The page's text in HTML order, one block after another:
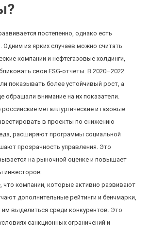
постепенно, однако есть
из ярких случаев можно считать
компании и нефтегазовые холдинги,
свои ESG-отчеты. В 2020–2022
показывать более устойчивый рост, а
обращали внимание на их показатели.
металлургические и газовые
в проекты по снижению
расширяют программы социальной
прозрачность управления. Это
на рыночной оценке и повышает
инвесторов.
что компании, которые активно развивают
дополнительные рейтинги и бенчмарки,
выделиться среди конкурентов. Это
санкционных ограничений и